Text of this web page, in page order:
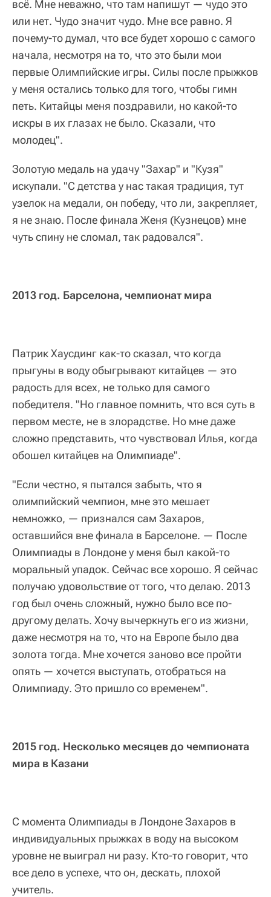
всё. Мне неважно, что там напишут — чудо это
или нет. Чудо значит чудо. Мне все равно. Я
почему-то думал, что все будет хорошо с самого
начала, несмотря на то, что это были мои
первые Олимпийские игры. Силы после прыжков
у меня остались только для того, чтобы гимн
петь. Китайцы меня поздравили, но какой-то
искры в их глазах не было. Сказали, что
молодец".
Золотую медаль на удачу "Захар" и "Кузя"
искупали. "С детства у нас такая традиция, тут
узелок на медали, он победу, что ли, закрепляет,
я не знаю. После финала Женя (Кузнецов) мне
чуть спину не сломал, так радовался".
2013 год. Барселона, чемпионат мира
Патрик Хаусдинг как-то сказал, что когда
прыгуны в воду обыгрывают китайцев — это
радость для всех, не только для самого
победителя. "Но главное помнить, что вся суть в
первом месте, не в злорадстве. Но мне даже
сложно представить, что чувствовал Илья, когда
обошел китайцев на Олимпиаде".
"Если честно, я пытался забыть, что я
олимпийский чемпион, мне это мешает
немножко, — признался сам Захаров,
оставшийся вне финала в Барселоне. — После
Олимпиады в Лондоне у меня был какой-то
моральный упадок. Сейчас все хорошо. Я сейчас
получаю удовольствие от того, что делаю. 2013
год был очень сложный, нужно было все по-
другому делать. Хочу вычеркнуть его из жизни,
даже несмотря на то, что на Европе было два
золота тогда. Мне хочется заново все пройти
опять — хочется выступать, отобраться на
Олимпиаду. Это пришло со временем".
2015 год. Несколько месяцев до чемпионата
мира в Казани
С момента Олимпиады в Лондоне Захаров в
индивидуальных прыжках в воду на высоком
уровне не выиграл ни разу. Кто-то говорит, что
все дело в успехе, что он, дескать, плохой
учитель.